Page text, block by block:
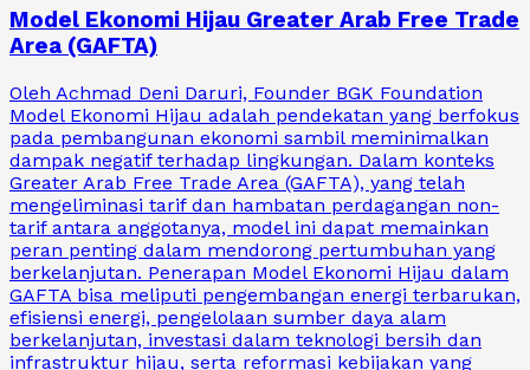
Model Ekonomi Hijau Greater Arab Free Trade
Area (GAFTA)
Oleh Achmad Deni Daruri, Founder BGK Foundation
Model Ekonomi Hijau adalah pendekatan yang berfokus
pada pembangunan ekonomi sambil meminimalkan
dampak negatif terhadap lingkungan. Dalam konteks
Greater Arab Free Trade Area (GAFTA), yang telah
mengeliminasi tarif dan hambatan perdagangan non-
tarif antara anggotanya, model ini dapat memainkan
peran penting dalam mendorong pertumbuhan yang
berkelanjutan. Penerapan Model Ekonomi Hijau dalam
GAFTA bisa meliputi pengembangan energi terbarukan,
efisiensi energi, pengelolaan sumber daya alam
berkelanjutan, investasi dalam teknologi bersih dan
infrastruktur hijau, serta reformasi kebijakan yang